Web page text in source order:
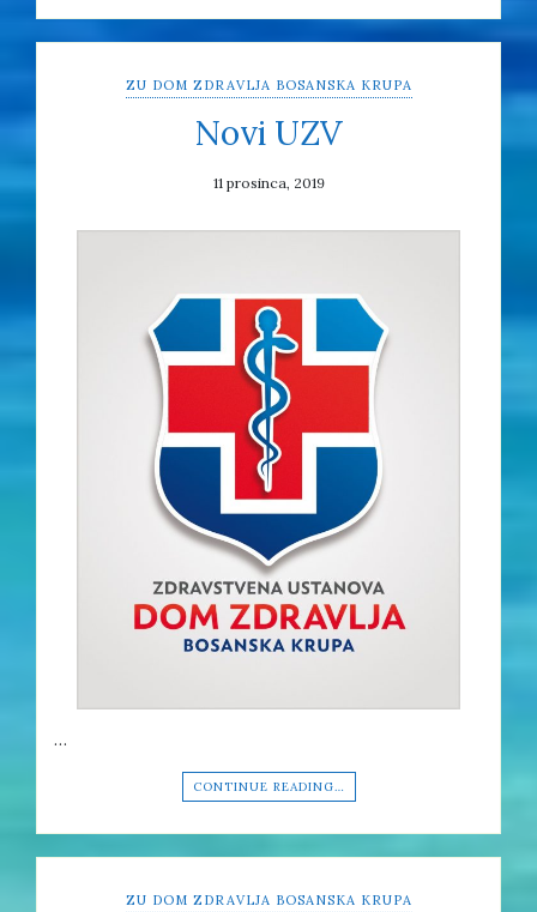
ZU DOM ZDRAVLJA BOSANSKA KRUPA
Novi UZV
11 prosinca, 2019
…
CONTINUE READING…
ZU DOM ZDRAVLJA BOSANSKA KRUPA